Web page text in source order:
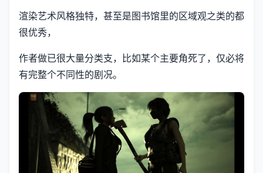
渲染艺术风格独特，甚至是图书馆里的区域观之类的都
很优秀，
作者做已很大量分类支，比如某个主要角死了，仅必将
有完整个不同性的剧况。